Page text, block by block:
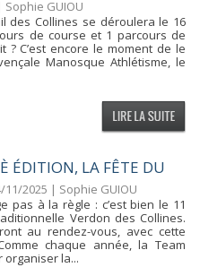
Sophie GUIOU
des Collines se déroulera le 16
de course et 1 parcours de
? C’est encore le moment de le
Manosque Athlétisme, le
ÉDITION, LA FÊTE DU
11/2025 | Sophie GUIOU
pas à la règle : c’est bien le 11
Verdon des Collines.
au rendez-vous, avec cette
chaque année, la Team
la...